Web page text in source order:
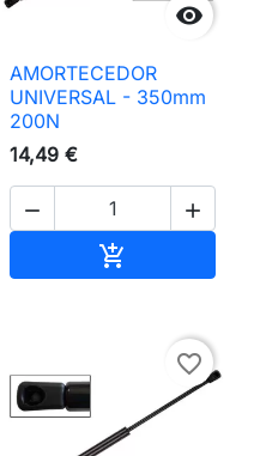

AMORTECEDOR
UNIVERSAL - 350mm
200N
14,49 €
 

favorite_border